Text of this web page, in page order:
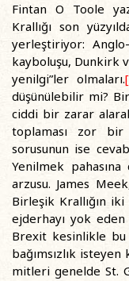
Fintan O Toole
Krallığı son
yerleştiriyor: Anglo-
kayboluşu, Dunkirk
yenilgi”ler olmaları.
düşünülebilir mi?
ciddi bir zarar
toplaması zor bir
sorusunun ise
Yenilmek
arzusu. James
Birleşik Krallığın
ejderhayı yok
Brexit kesinlikle bu
bağımsızlık
mitleri genelde St.